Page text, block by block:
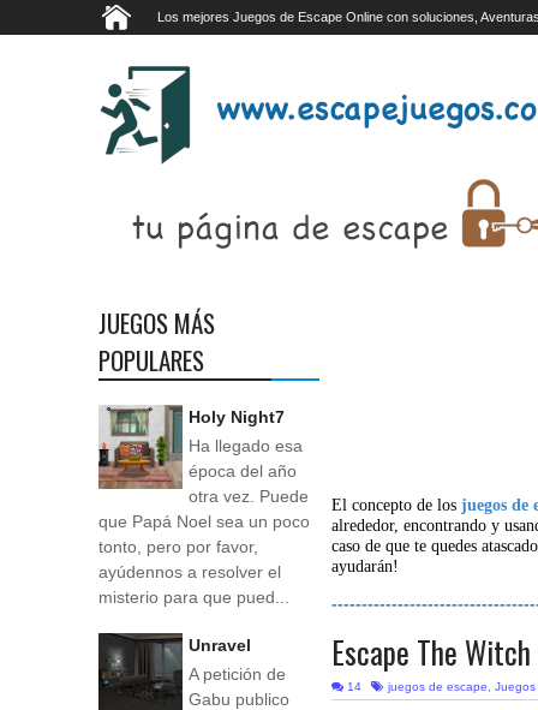
Los mejores Juegos de Escape Online con soluciones,
El concepto de losjuegos de
alrededor, encontrando y
caso de que te quedes
ayudarán!
Escape The Witch
14 juegos de escape
JUEGOS MÁS
POPULARES
Holy Night7
Ha llegado esa
época del año
otra vez. Puede
que Papá Noel sea un poco
tonto, pero por favor,
ayúdennos a resolver el
misterio para que pued...
Unravel
A petición de
Gabu publico